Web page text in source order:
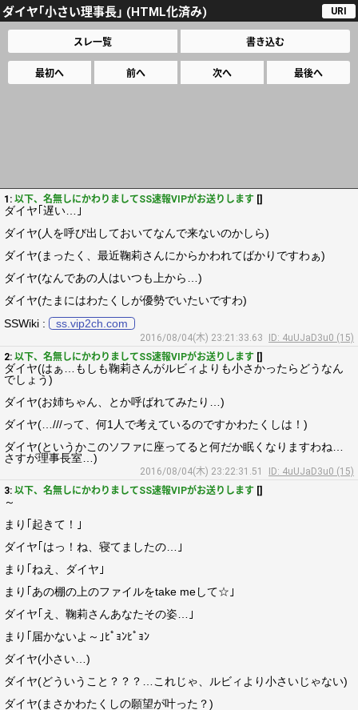
ダイヤ｢小さい理事長｣ (HTML化済み) URI
スレ一覧 書き込む
最初へ 前へ 次へ 最後へ
1: 以下、名無しにかわりましてSS速報VIPがお送りします []
ダイヤ｢遅い…｣
ダイヤ(人を呼び出しておいてなんで来ないのかしら)
ダイヤ(まったく、最近鞠莉さんにからかわれてばかりですわぁ)
ダイヤ(なんであの人はいつも上から…)
ダイヤ(たまにはわたくしが優勢でいたいですわ)
SSWiki :
ss.vip2ch.com
2016/08/04(木) 23:21:33.63
ID: 4uUJaD3u0 (15)
2: 以下、名無しにかわりましてSS速報VIPがお送りします []
ダイヤ(はぁ…もしも鞠莉さんがルビィよりも小さかったらどうなん
でしょう)
ダイヤ(お姉ちゃん、とか呼ばれてみたり…)
ダイヤ(…///って、何1人で考えているのですかわたくしは！)
ダイヤ(というかこのソファに座ってると何だか眠くなりますわね…
さすが理事長室…)
2016/08/04(木) 23:22:31.51
ID: 4uUJaD3u0 (15)
3: 以下、名無しにかわりましてSS速報VIPがお送りします []
～
まり｢起きて！｣
ダイヤ｢はっ！ね、寝てましたの…｣
まり｢ねえ、ダイヤ｣
まり｢あの棚の上のファイルをtake meして☆｣
ダイヤ｢え、鞠莉さんあなたその姿…｣
まり｢届かないよ～｣ﾋﾟｮﾝﾋﾟｮﾝ
ダイヤ(小さい…)
ダイヤ(どういうこと？？？…これじゃ、ルビィより小さいじゃない)
ダイヤ(まさかわたくしの願望が叶った？)